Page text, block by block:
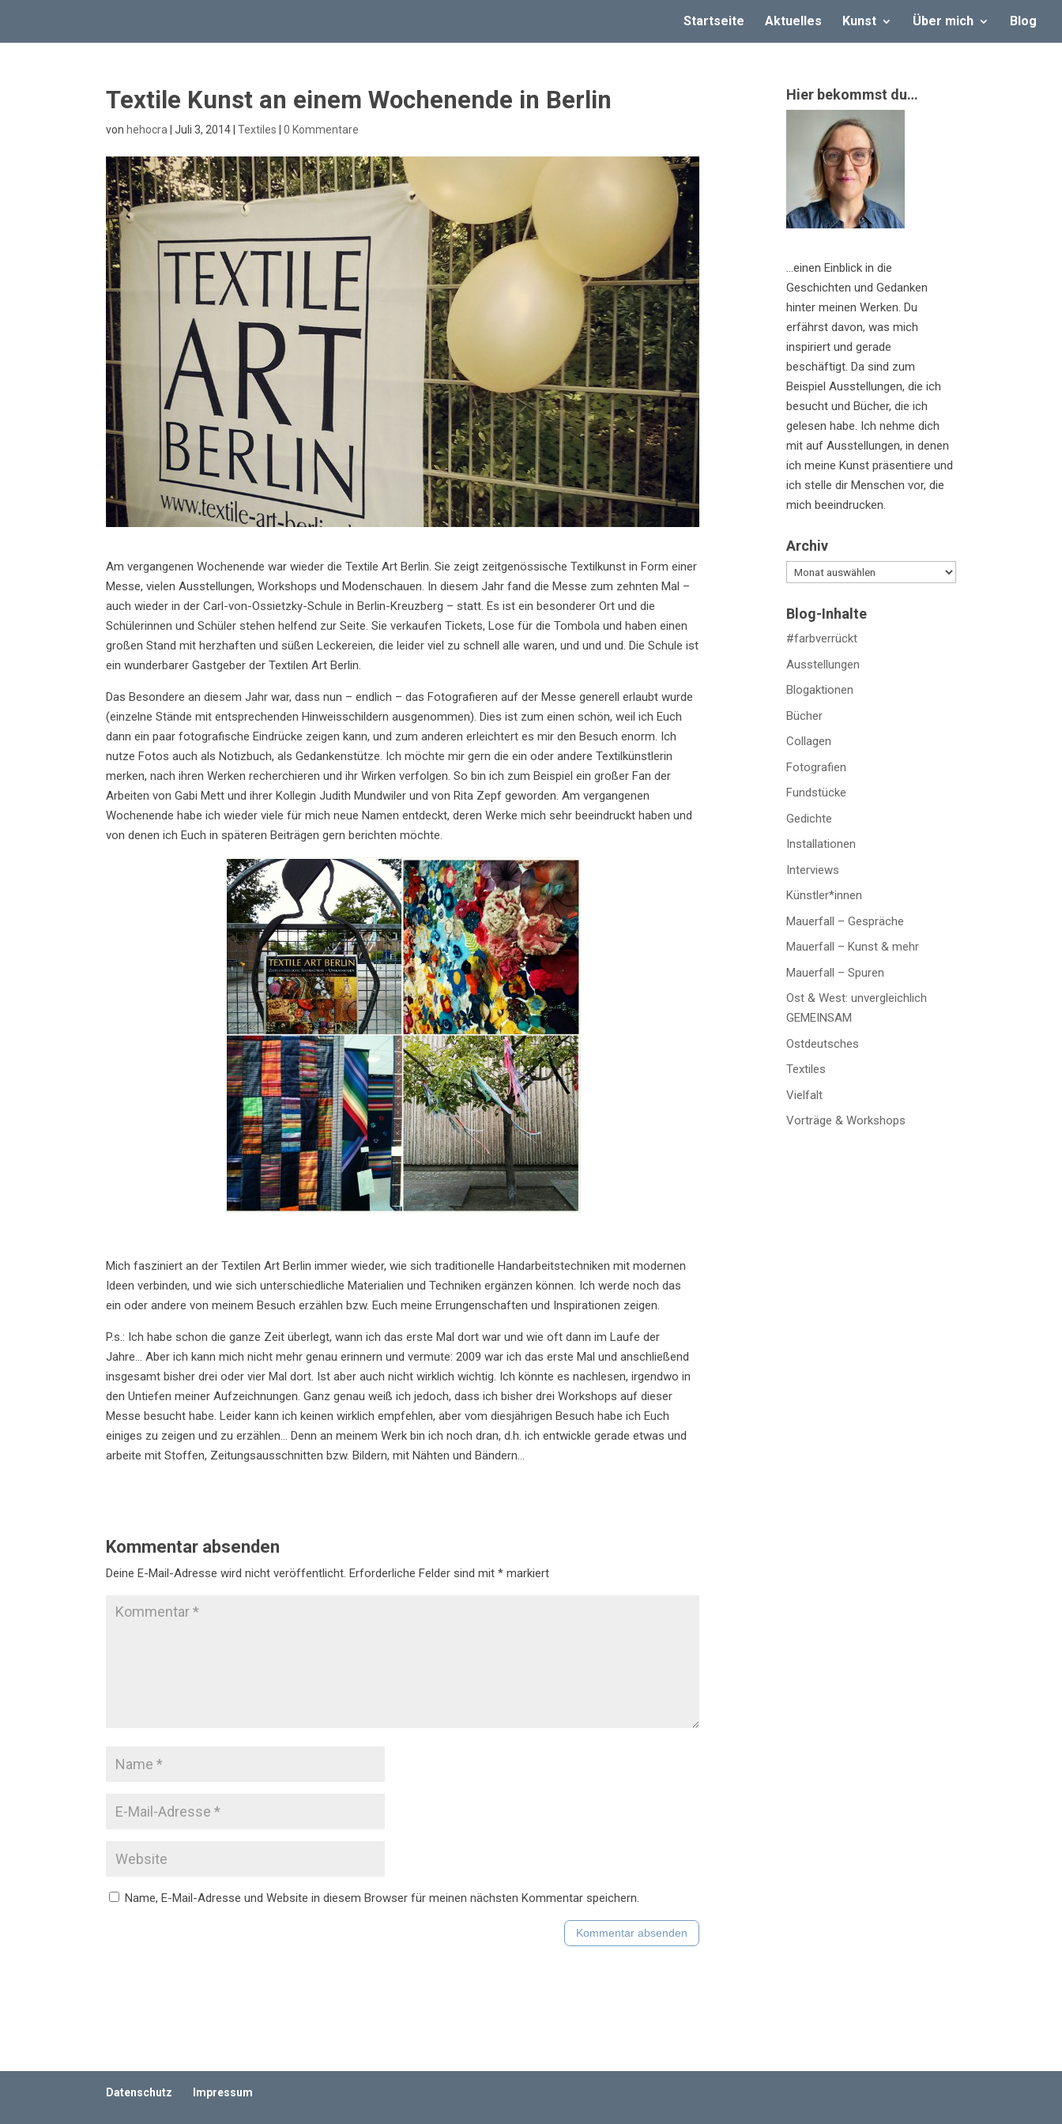
Startseite Aktuelles Kunst Über mich Blog
Textile Kunst an einem Wochenende in Berlin
von hehocra |Juli 3, 2014 |Textiles |0 Kommentare
Am vergangenen Wochenende war wieder die Textile Art Berlin. Sie zeigt zeitgenössische Textilkunst in Form einer
Messe, vielen Ausstellungen, Workshops und Modenschauen. In diesem Jahr fand die Messe zum zehnten Mal –
auch wieder in der Carl-von-Ossietzky-Schule in Berlin-Kreuzberg – statt. Es ist ein besonderer Ort und die
Schülerinnen und Schüler stehen helfend zur Seite. Sie verkaufen Tickets, Lose für die Tombola und haben einen
großen Stand mit herzhaften und süßen Leckereien, die leider viel zu schnell alle waren, und und und. Die Schule ist
ein wunderbarer Gastgeber der Textilen Art Berlin.
Das Besondere an diesem Jahr war, dass nun – endlich – das Fotografieren auf der Messe generell erlaubt wurde
(einzelne Stände mit entsprechenden Hinweisschildern ausgenommen). Dies ist zum einen schön, weil ich Euch
dann ein paar fotografische Eindrücke zeigen kann, und zum anderen erleichtert es mir den Besuch enorm. Ich
nutze Fotos auch als Notizbuch, als Gedankenstütze. Ich möchte mir gern die ein oder andere Textilkünstlerin
merken, nach ihren Werken recherchieren und ihr Wirken verfolgen. So bin ich zum Beispiel ein großer Fan der
Arbeiten von Gabi Mett und ihrer Kollegin Judith Mundwiler und von Rita Zepf geworden. Am vergangenen
Wochenende habe ich wieder viele für mich neue Namen entdeckt, deren Werke mich sehr beeindruckt haben und
von denen ich Euch in späteren Beiträgen gern berichten möchte.
Mich fasziniert an der Textilen Art Berlin immer wieder, wie sich traditionelle Handarbeitstechniken mit modernen
Ideen verbinden, und wie sich unterschiedliche Materialien und Techniken ergänzen können. Ich werde noch das
ein oder andere von meinem Besuch erzählen bzw. Euch meine Errungenschaften und Inspirationen zeigen.
P.s.: Ich habe schon die ganze Zeit überlegt, wann ich das erste Mal dort war und wie oft dann im Laufe der
Jahre… Aber ich kann mich nicht mehr genau erinnern und vermute: 2009 war ich das erste Mal und anschließend
insgesamt bisher drei oder vier Mal dort. Ist aber auch nicht wirklich wichtig. Ich könnte es nachlesen, irgendwo in
den Untiefen meiner Aufzeichnungen. Ganz genau weiß ich jedoch, dass ich bisher drei Workshops auf dieser
Messe besucht habe. Leider kann ich keinen wirklich empfehlen, aber vom diesjährigen Besuch habe ich Euch
einiges zu zeigen und zu erzählen… Denn an meinem Werk bin ich noch dran, d.h. ich entwickle gerade etwas und
arbeite mit Stoffen, Zeitungsausschnitten bzw. Bildern, mit Nähten und Bändern…
Kommentar absenden
Deine E-Mail-Adresse wird nicht veröffentlicht. Erforderliche Felder sind mit* markiert
Name, E-Mail-Adresse und Website in diesem Browser für meinen nächsten Kommentar speichern.
Hier bekommst du…
…einen Einblick in die
Geschichten und Gedanken
hinter meinen Werken. Du
erfährst davon, was mich
inspiriert und gerade
beschäftigt. Da sind zum
Beispiel Ausstellungen, die ich
besucht und Bücher, die ich
gelesen habe. Ich nehme dich
mit auf Ausstellungen, in denen
ich meine Kunst präsentiere und
ich stelle dir Menschen vor, die
mich beeindrucken.
Archiv
Archiv
Blog-Inhalte
#farbverrückt
Ausstellungen
Blogaktionen
Bücher
Collagen
Fotografien
Fundstücke
Gedichte
Installationen
Interviews
Künstler*innen
Mauerfall – Gespräche
Mauerfall – Kunst & mehr
Mauerfall – Spuren
Ost & West: unvergleichlich
GEMEINSAM
Ostdeutsches
Textiles
Vielfalt
Vorträge & Workshops
Datenschutz Impressum